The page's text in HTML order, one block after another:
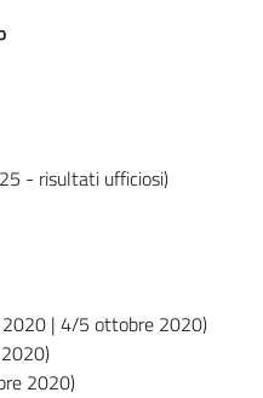
- risultati ufficiosi)
| 4/5 ottobre 2020)
2020)